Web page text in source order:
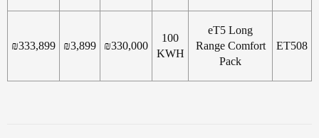
ET508
eT5 Long
Range Comfort
Pack
100
KWH
₪330,000
₪3,899
₪333,899